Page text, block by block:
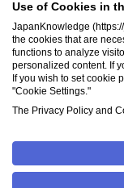
内のみならず、
の機関で利用さ
ジャパンナレッジ
ク
Use of Cookies in
JapanKnowledge
the cookies that are
functions to analyze
personalized content. If
If you wish to set cookie
"Cookie Settings."
The Privacy Policy and